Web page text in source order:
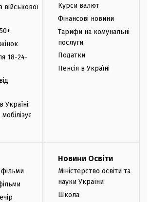
військової
18-24-
Україні:
Курси валют
Фінансові новини
Тарифи на комунальні
послуги
Податки
Пенсія в Україні
фільми
Новини Освіти
Міністерство освіти та
науки України
Школа